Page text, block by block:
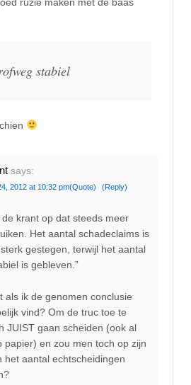
stabiel
says:
2012 at 10:32 pm(Quote) (Reply)
de krant op dat steeds meer
Het aantal schadeclaims is
gestegen, terwijl het aantal
is gebleven.”
als ik de genomen conclusie
vind? Om de truc toe te
JUIST gaan scheiden (ook al
papier) en zou men toch op zijn
het aantal echtscheidingen